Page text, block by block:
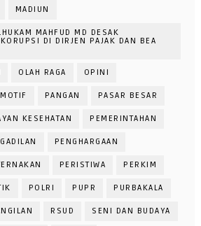
MADIUN
MAHFUD MD DESAK
DI DIRJEN PAJAK DAN BEA
OLAH RAGA OPINI
PANGAN PASAR BESAR
KESEHATAN PEMERINTAHAN
PENGHARGAAN
PERISTIWA PERKIM
POLRI PUPR PURBAKALA
RSUD SENI DAN BUDAYA